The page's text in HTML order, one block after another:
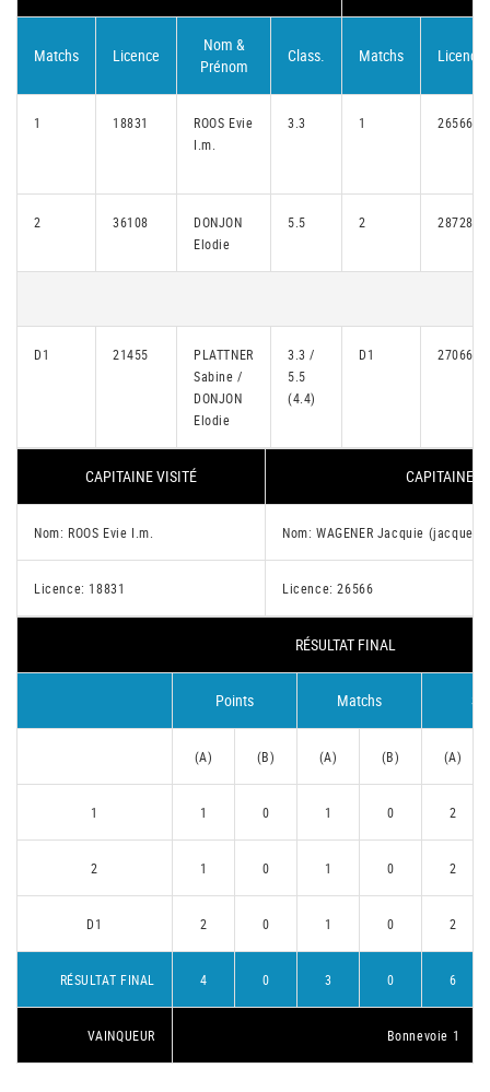
Matchs Licence
Nom &
Prénom
Class. Matchs Licence
1 18831
ROOS Evie
I.m.
3.3 1 26566
2 36108
DONJON
Elodie
5.5 2 28728
D1 21455
PLATTNER
Sabine /
DONJON
Elodie
3.3 /
5.5
(4.4)
D1 27066
CAPITAINE VISITÉ CAPITAINE
Nom: ROOS Evie I.m. Nom: WAGENER Jacquie
Licence: 18831 Licence: 26566
RÉSULTAT FINAL
Points Matchs
(A) (B) (A) (B) (A)
1 1 0 1 0 2
2 1 0 1 0 2
D1 2 0 1 0 2
RÉSULTAT FINAL 4 0 3 0 6
VAINQUEUR Bonnevoie 1